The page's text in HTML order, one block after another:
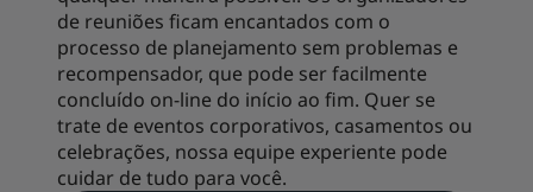
de reuniões ficam encantados com o
processo de planejamento sem problemas e
recompensador, que pode ser facilmente
concluído on-line do início ao fim. Quer se
trate de eventos corporativos, casamentos ou
celebrações, nossa equipe experiente pode
cuidar de tudo para você.